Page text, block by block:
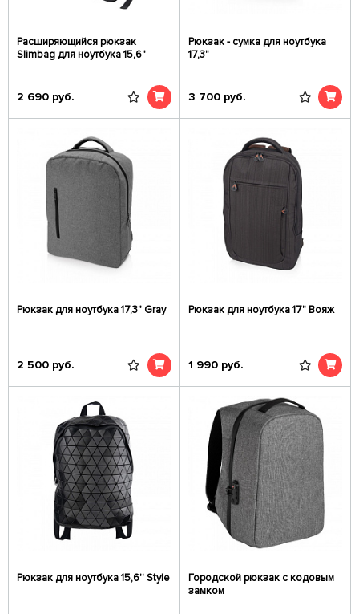
Расширяющийся рюкзак
Slimbag для ноутбука 15,6"
2 690 руб.
Рюкзак - сумка для ноутбука
17,3"
3 700 руб.
Рюкзак для ноутбука 17,3" Gray
2 500 руб.
Рюкзак для ноутбука 17" Вояж
1 990 руб.
Рюкзак для ноутбука 15,6'' Style
Городской рюкзак с кодовым
замком